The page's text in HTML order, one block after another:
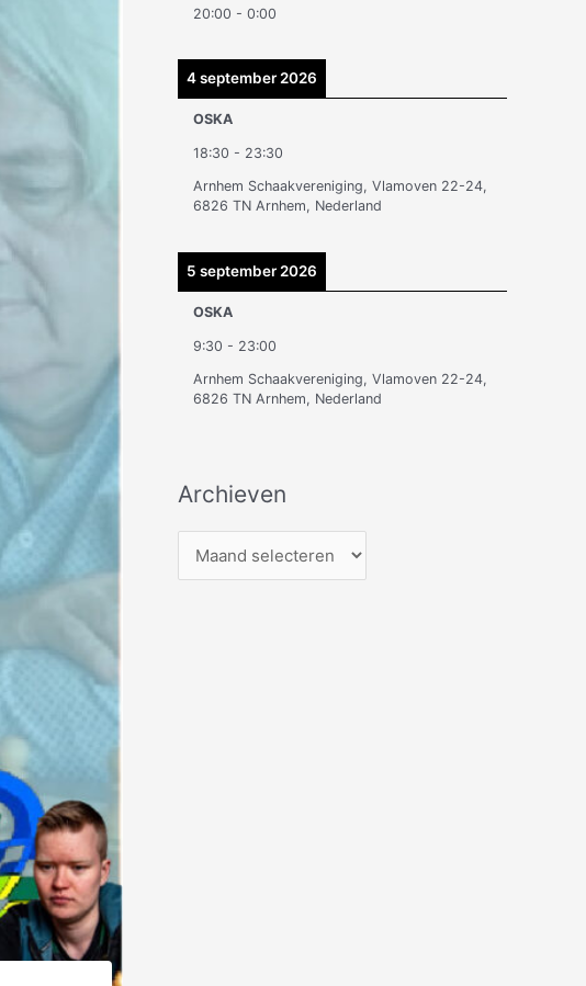
20:00 - 0:00
4 september 2026
OSKA
18:30 - 23:30
Arnhem Schaakvereniging, Vlamoven 22-24,
6826 TN Arnhem, Nederland
5 september 2026
OSKA
9:30 - 23:00
Arnhem Schaakvereniging, Vlamoven 22-24,
6826 TN Arnhem, Nederland
Archieven